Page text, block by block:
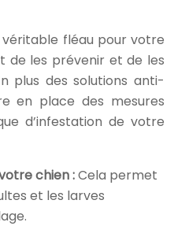
fléau pour votre
de les prévenir et de les
plus des solutions anti-
en place des mesures
d’infestation de votre
chien :Cela permet
et les larves